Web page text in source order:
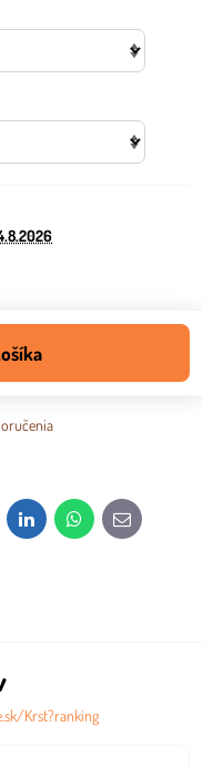
LinkedInWhatsApp
E-
mail
Krst?ranking